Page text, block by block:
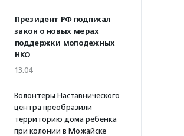
Президент РФ подписал
закон о новых мерах
поддержки молодежных
НКО
13:04
Волонтеры Наставнического
центра преобразили
территорию дома ребенка
при колонии в Можайске